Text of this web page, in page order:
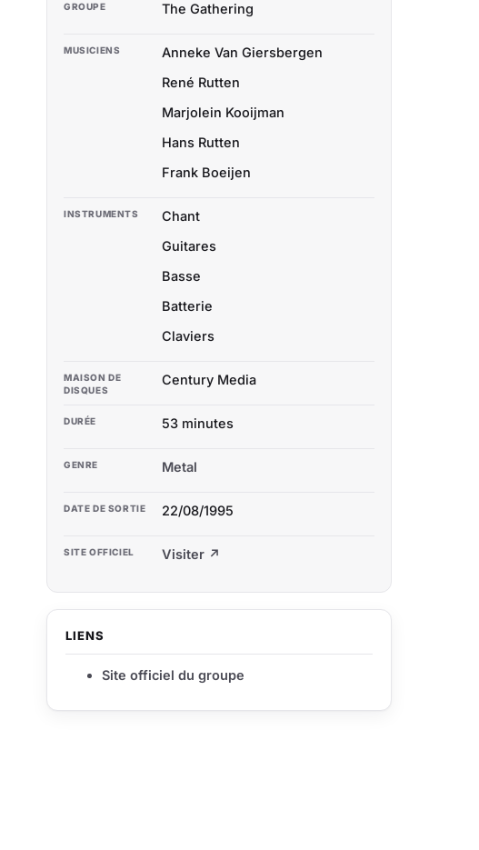
GROUPE The Gathering
MUSICIENS
Anneke Van Giersbergen
René Rutten
Marjolein Kooijman
Hans Rutten
Frank Boeijen
INSTRUMENTS
Chant
Guitares
Basse
Batterie
Claviers
MAISON DE
DISQUES
Century Media
DURÉE 53 minutes
GENRE Metal
DATE DE SORTIE 22/08/1995
SITE OFFICIEL Visiter ↗
LIENS
Site officiel du groupe